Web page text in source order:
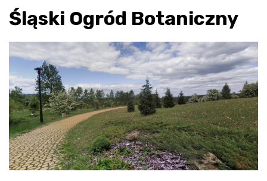
Śląski Ogród Botaniczny